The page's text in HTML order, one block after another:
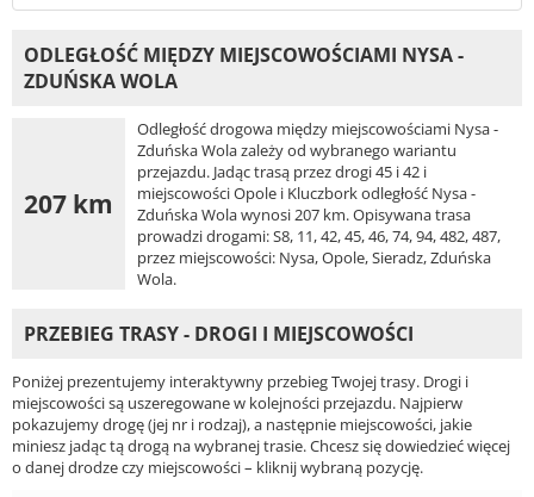
ODLEGŁOŚĆ MIĘDZY MIEJSCOWOŚCIAMI NYSA -
ZDUŃSKA WOLA
207 km
Odległość drogowa między miejscowościami Nysa -
Zduńska Wola zależy od wybranego wariantu
przejazdu. Jadąc trasą przez drogi 45 i 42 i
miejscowości Opole i Kluczbork odległość Nysa -
Zduńska Wola wynosi 207 km. Opisywana trasa
prowadzi drogami: S8, 11, 42, 45, 46, 74, 94, 482, 487,
przez miejscowości: Nysa, Opole, Sieradz, Zduńska
Wola.
PRZEBIEG TRASY - DROGI I MIEJSCOWOŚCI
Poniżej prezentujemy interaktywny przebieg Twojej trasy. Drogi i
miejscowości są uszeregowane w kolejności przejazdu. Najpierw
pokazujemy drogę (jej nr i rodzaj), a następnie miejscowości, jakie
miniesz jadąc tą drogą na wybranej trasie. Chcesz się dowiedzieć więcej
o danej drodze czy miejscowości – kliknij wybraną pozycję.